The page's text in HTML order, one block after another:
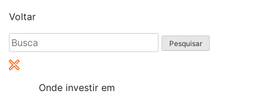
Voltar
Pesquisar
por:
Onde investir em